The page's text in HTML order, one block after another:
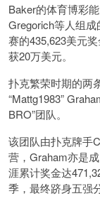
Baker的体育博彩
Gregorich等人组
赛的435,623美元
获20万美元。
扑克繁荣时期的两
“Mattg1983”
BRO”团队。
该团队由扑克牌手
营，Graham亦是
涯累计奖金达
季，最终跻身五强